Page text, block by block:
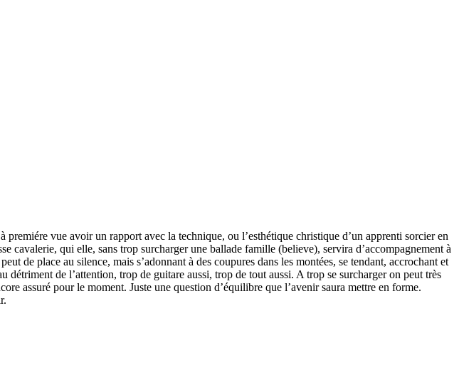
premiére vue avoir un rapport avec la technique, ou l’esthétique christique d’un apprenti sorcier en
cavalerie, qui elle, sans trop surcharger une ballade famille (believe), servira d’accompagnement à
de place au silence, mais s’adonnant à des coupures dans les montées, se tendant, accrochant et
de l’attention, trop de guitare aussi, trop de tout aussi. A trop se surcharger on peut très
assuré pour le moment. Juste une question d’équilibre que l’avenir saura mettre en forme.